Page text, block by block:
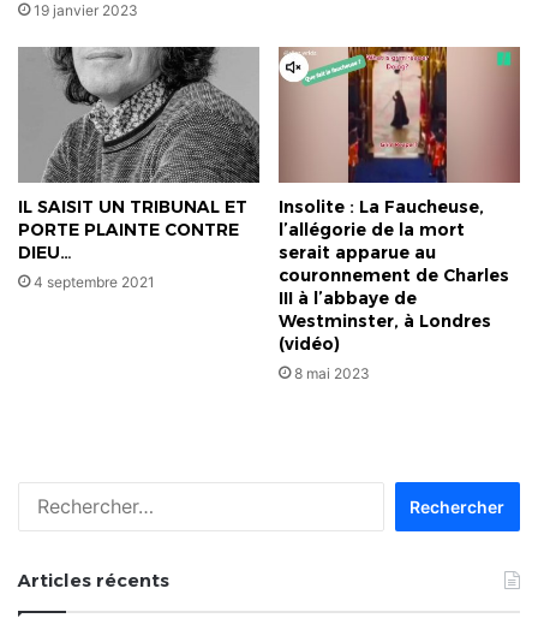
19 janvier 2023
IL SAISIT UN TRIBUNAL ET
PORTE PLAINTE CONTRE
DIEU…
4 septembre 2021
Insolite : La Faucheuse,
l’allégorie de la mort
serait apparue au
couronnement de Charles
III à l’abbaye de
Westminster, à Londres
(vidéo)
8 mai 2023
Articles récents